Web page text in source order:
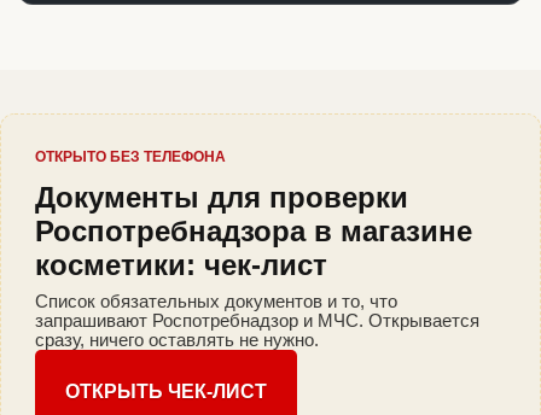
ОТКРЫТО БЕЗ ТЕЛЕФОНА
Документы для проверки
Роспотребнадзора в магазине
косметики: чек-лист
Список обязательных документов и то, что
запрашивают Роспотребнадзор и МЧС. Открывается
сразу, ничего оставлять не нужно.
ОТКРЫТЬ ЧЕК-ЛИСТ